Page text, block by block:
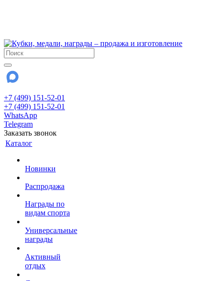
+7 (499) 151-52-01
+7 (499) 151-52-01
WhatsApp
Telegram
Заказать звонок
Каталог
Новинки
Распродажа
Награды по
видам спорта
Универсальные
награды
Активный
отдых